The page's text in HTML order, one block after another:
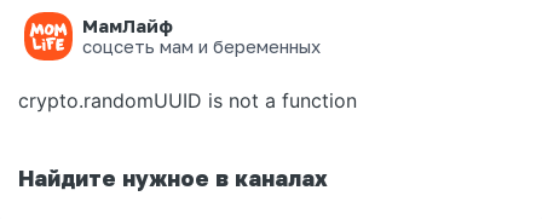
МамЛайф
соцсеть мам и беременных
Ошибка на странице
crypto.randomUUID is not a function
Найдите нужное в каналах